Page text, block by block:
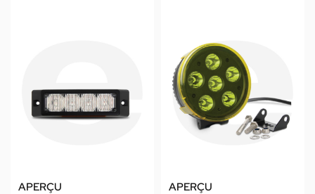
APERÇU
APERÇU